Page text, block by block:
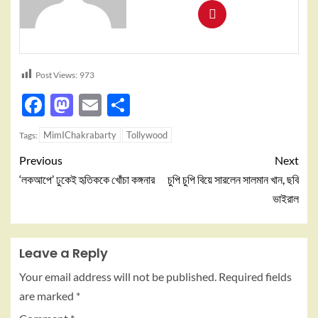
Post Views: 973
Facebook
Mastodon
Email
Tags: MimIChakrabarty Tollywood
Previous
‘লকআপে’ ঢুকেই হৃতিককে খোঁচা কঙ্গনার
Next
চুপি চুপি বিয়ে সারলেন সালমান খান, ছবি
ভাইরাল
Leave a Reply
Your email address will not be published. Required fields
are marked *